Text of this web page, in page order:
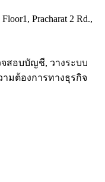
Pracharat 2 Rd.,
สอบบัญชี, วางระบบ
มต้องการทางธุรกิจ